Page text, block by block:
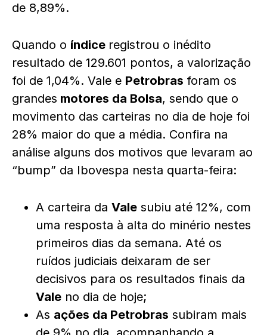
de 8,89%.
Quando o índice registrou o inédito
resultado de 129.601 pontos, a valorização
foi de 1,04%. Vale e Petrobras foram os
grandes motores da Bolsa, sendo que o
movimento das carteiras no dia de hoje foi
28% maior do que a média. Confira na
análise alguns dos motivos que levaram ao
“bump” da Ibovespa nesta quarta-feira:
A carteira da Vale subiu até 12%, com
uma resposta à alta do minério nestes
primeiros dias da semana. Até os
ruídos judiciais deixaram de ser
decisivos para os resultados finais da
Vale no dia de hoje;
As ações da Petrobras subiram mais